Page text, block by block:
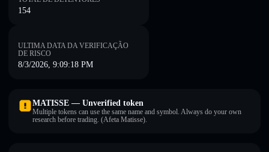
154
ULTIMA DATA DA VERIFICAÇÃO
DE RISCO
8/3/2026, 9:09:18 PM
MATISSE — Unverified token
Multiple tokens can use the same name and symbol. Always do your own
research before trading. (Afeta Matisse).